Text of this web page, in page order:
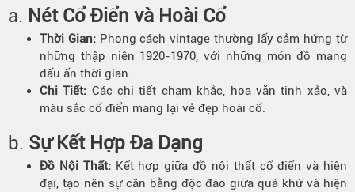
a. Nét Cổ Điển và Hoài Cổ
Thời Gian:Phong cách vintage thường lấy cảm hứng từ
những thập niên 1920-1970, với những món đồ mang
dấu ấn thời gian.
Chi Tiết: Các chi tiết chạm khắc, hoa văn tinh xảo, và
màu sắc cổ điển mang lại vẻ đẹp hoài cổ.
b. Sự Kết Hợp Đa Dạng
Đồ Nội Thất:Kết hợp giữa đồ nội thất cổ điển và hiện
đại, tạo nên sự cân bằng độc đáo giữa quá khứ và hiện